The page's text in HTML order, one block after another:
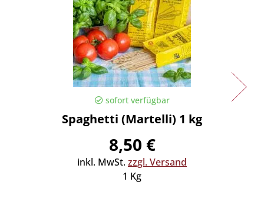
sofort verfügbar
Spaghetti (Martelli) 1 kg
8,50 €
inkl. MwSt.zzgl. Versand
1 Kg